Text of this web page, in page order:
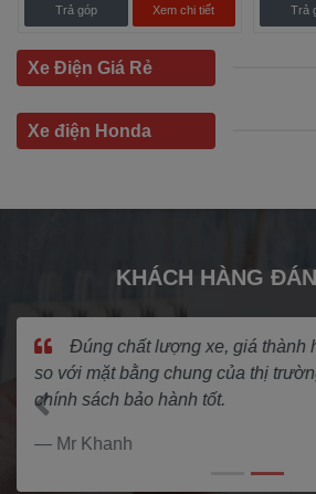
Trả góp Xem chi tiết Trả
Xe Điện Giá Rẻ
Xe điện Honda
KHÁCH HÀNG
Mua xe ở hệ
phải lo về giá cả và
tưởng vào giá trị của
Previous